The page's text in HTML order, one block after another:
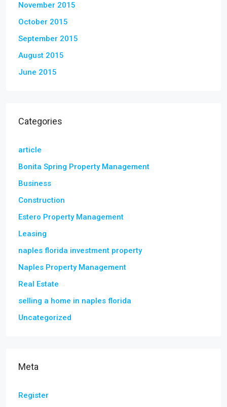
November 2015
October 2015
September 2015
August 2015
June 2015
Categories
article
Bonita Spring Property Management
Business
Construction
Estero Property Management
Leasing
naples florida investment property
Naples Property Management
Real Estate
selling a home in naples florida
Uncategorized
Meta
Register